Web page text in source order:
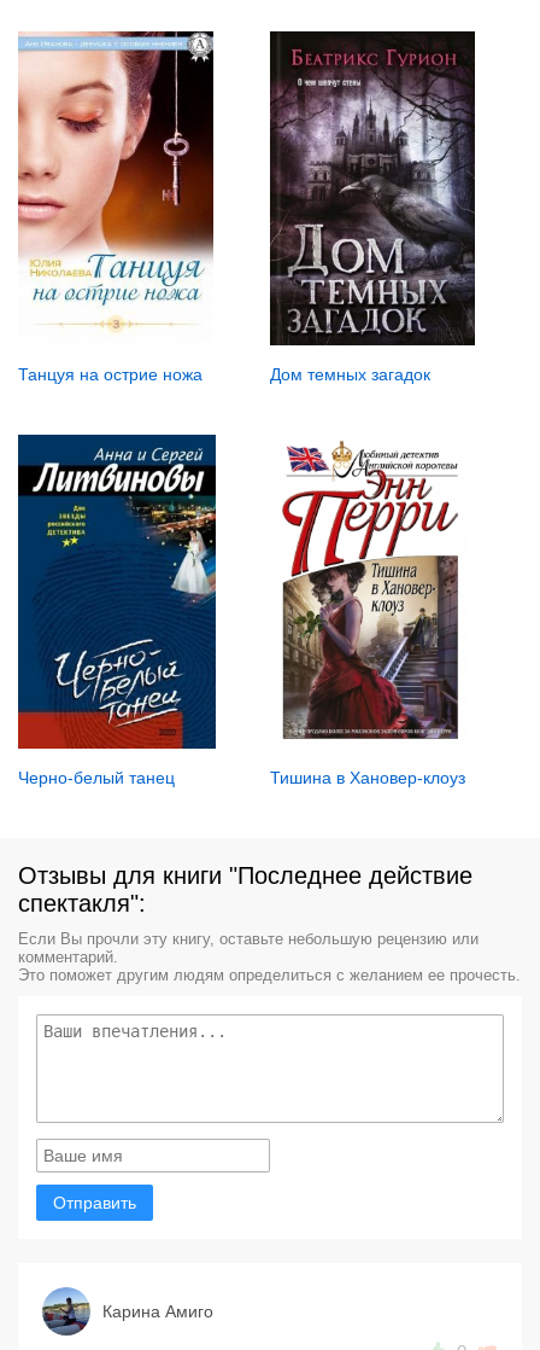
Танцуя на острие ножа Дом темных загадок
Черно-белый танец Тишина в Хановер-клоуз
Отзывы для книги "Последнее действие
спектакля":
Если Вы прочли эту книгу, оставьте небольшую рецензию или
комментарий.
Это поможет другим людям определиться с желанием ее прочесть.
Отправить
Карина Амиго